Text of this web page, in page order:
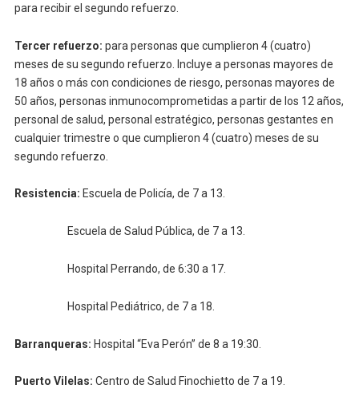
para recibir el segundo refuerzo.
Tercer refuerzo: para personas que cumplieron 4 (cuatro)
meses de su segundo refuerzo. Incluye a personas mayores de
18 años o más con condiciones de riesgo, personas mayores de
50 años, personas inmunocomprometidas a partir de los 12 años,
personal de salud, personal estratégico, personas gestantes en
cualquier trimestre o que cumplieron 4 (cuatro) meses de su
segundo refuerzo.
Resistencia: Escuela de Policía, de 7 a 13.
Escuela de Salud Pública, de 7 a 13.
Hospital Perrando, de 6:30 a 17.
Hospital Pediátrico, de 7 a 18.
Barranqueras: Hospital “Eva Perón” de 8 a 19:30.
Puerto Vilelas: Centro de Salud Finochietto de 7 a 19.